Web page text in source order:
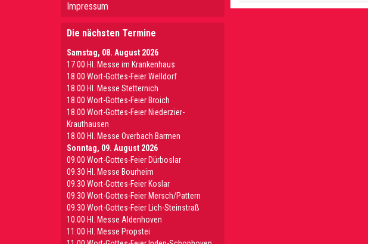
Impressum
Die nächsten Termine
Samstag, 08. August 2026
17.00 Hl. Messe im Krankenhaus
18.00 Wort-Gottes-Feier Welldorf
18.00 Hl. Messe Stetternich
18.00 Wort-Gottes-Feier Broich
18.00 Wort-Gottes-Feier Niederzier-
Krauthausen
18.00 Hl. Messe Overbach Barmen
Sonntag, 09. August 2026
09.00 Wort-Gottes-Feier Dürboslar
09.30 HI. Messe Bourheim
09.30 Wort-Gottes-Feier Koslar
09.30 Wort-Gottes-Feier Mersch/Pattern
09.30 Wort-Gottes-Feier Lich-Steinstraß
10.00 Hl. Messe Aldenhoven
11.00 Hl. Messe Propstei